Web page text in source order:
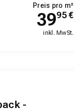
Preis pro m²
3995€
inkl. MwSt.
-